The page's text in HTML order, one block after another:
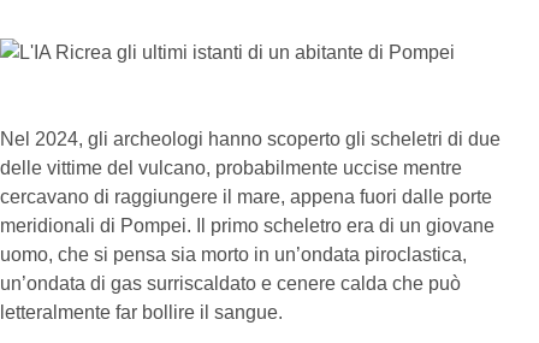
Nel 2024, gli archeologi hanno scoperto gli scheletri di due
delle vittime del vulcano, probabilmente uccise mentre
cercavano di raggiungere il mare, appena fuori dalle porte
meridionali di Pompei. Il primo scheletro era di un giovane
uomo, che si pensa sia morto in un’ondata piroclastica,
un’ondata di gas surriscaldato e cenere calda che può
letteralmente far bollire il sangue.